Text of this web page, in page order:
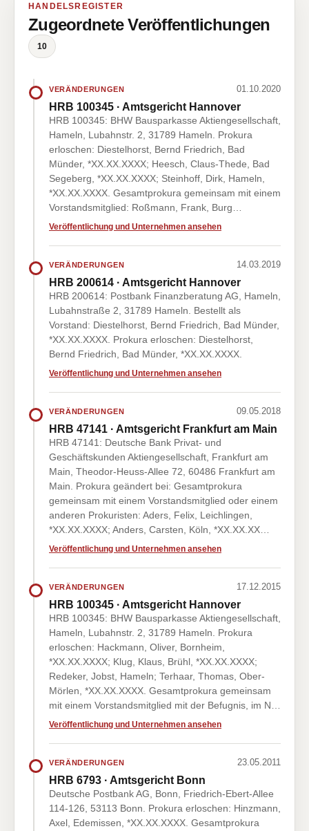
HANDELSREGISTER
Zugeordnete Veröffentlichungen
10
VERÄNDERUNGEN 01.10.2020
HRB 100345 · Amtsgericht Hannover
HRB 100345: BHW Bausparkasse Aktiengesellschaft,
Hameln, Lubahnstr. 2, 31789 Hameln. Prokura
erloschen: Diestelhorst, Bernd Friedrich, Bad
Münder, *XX.XX.XXXX; Heesch, Claus-Thede, Bad
Segeberg, *XX.XX.XXXX; Steinhoff, Dirk, Hameln,
*XX.XX.XXXX. Gesamtprokura gemeinsam mit einem
Vorstandsmitglied: Roßmann, Frank, Burg…
Veröffentlichung und Unternehmen ansehen
VERÄNDERUNGEN 14.03.2019
HRB 200614 · Amtsgericht Hannover
HRB 200614: Postbank Finanzberatung AG, Hameln,
Lubahnstraße 2, 31789 Hameln. Bestellt als
Vorstand: Diestelhorst, Bernd Friedrich, Bad Münder,
*XX.XX.XXXX. Prokura erloschen: Diestelhorst,
Bernd Friedrich, Bad Münder, *XX.XX.XXXX.
Veröffentlichung und Unternehmen ansehen
VERÄNDERUNGEN 09.05.2018
HRB 47141 · Amtsgericht Frankfurt am Main
HRB 47141: Deutsche Bank Privat- und
Geschäftskunden Aktiengesellschaft, Frankfurt am
Main, Theodor-Heuss-Allee 72, 60486 Frankfurt am
Main. Prokura geändert bei: Gesamtprokura
gemeinsam mit einem Vorstandsmitglied oder einem
anderen Prokuristen: Aders, Felix, Leichlingen,
*XX.XX.XXXX; Anders, Carsten, Köln, *XX.XX.XX…
Veröffentlichung und Unternehmen ansehen
VERÄNDERUNGEN 17.12.2015
HRB 100345 · Amtsgericht Hannover
HRB 100345: BHW Bausparkasse Aktiengesellschaft,
Hameln, Lubahnstr. 2, 31789 Hameln. Prokura
erloschen: Hackmann, Oliver, Bornheim,
*XX.XX.XXXX; Klug, Klaus, Brühl, *XX.XX.XXXX;
Redeker, Jobst, Hameln; Terhaar, Thomas, Ober-
Mörlen, *XX.XX.XXXX. Gesamtprokura gemeinsam
mit einem Vorstandsmitglied mit der Befugnis, im N…
Veröffentlichung und Unternehmen ansehen
VERÄNDERUNGEN 23.05.2011
HRB 6793 · Amtsgericht Bonn
Deutsche Postbank AG, Bonn, Friedrich-Ebert-Allee
114-126, 53113 Bonn. Prokura erloschen: Hinzmann,
Axel, Edemissen, *XX.XX.XXXX. Gesamtprokura